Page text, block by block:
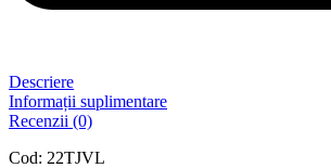
Descriere
Informații suplimentare
Recenzii (0)
Cod: 22TJVL